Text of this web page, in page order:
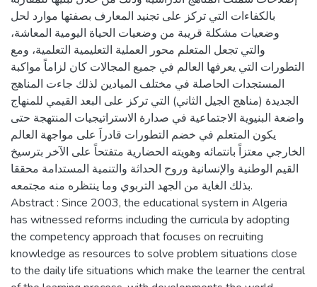
بالكفاءات التي تركز على تجنيد المعارف بصفتها موارد لحل
وضعيات مشكلة قريبة من وضعيات الحياة اليومية المعاشة،
والتي تجعل المتعلم محور العملية التعليمية التعلمية، ومع
التطورات التي يعرفها العالم في جميع المجالات كان لزاماً مواكبة
المستجدات الحاصلة في مختلف الميادين لذلك جاءت المناهج
الجديدة (مناهج الجيل الثاني) التي تركز على البعد القيمي للمنهاج
واضعة البنيوية الاجتماعية في صدارة الاستراتيجيات المنتهجة حتى
يكون المتعلم في خضم التطورات قادراَ على مواجهة العالم
الخارجي معتزاً بانتمائه وهويته الحضارية متفتحاً على الآخر بترسيخ
القيم الوطنية والإنسانية وروح الحداثة والتنمية المستدامة محققا
بذلك الغاية من الجهد التربوي وما ينتظره منه مجتمعه.
Abstract : Since 2003, the educational system in Algeria
has witnessed reforms including the curricula by adopting
the competency approach that focuses on recruiting
knowledge as resources to solve problem situations close
to the daily life situations which make the learner the central